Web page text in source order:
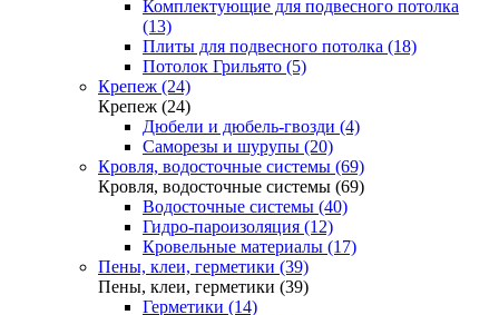
Комплектующие для подвесного потолка
(13)
Плиты для подвесного потолка (18)
Потолок Грильято (5)
Крепеж (24)
Крепеж (24)
Дюбели и дюбель-гвозди (4)
Саморезы и шурупы (20)
Кровля, водосточные системы (69)
Кровля, водосточные системы (69)
Водосточные системы (40)
Гидро-пароизоляция (12)
Кровельные материалы (17)
Пены, клеи, герметики (39)
Пены, клеи, герметики (39)
Герметики (14)